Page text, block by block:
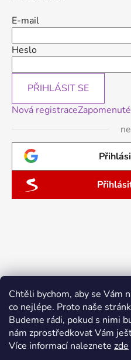
Chtěli bychom, aby se Vám
co nejlépe. Proto naše
Budeme rádi, pokud s nimi
nám zprostředkovat Vám
Více informací naleznete zde
E-mail
Heslo
PŘIHLÁSIT SE
Nová registrace